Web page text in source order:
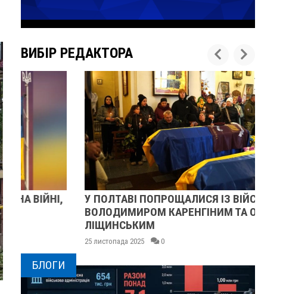
ВИБІР РЕДАКТОРА
У ПОЛТАВІ ПОПРОЩАЛИСЯ ІЗ ВІЙСЬКОВИМИ
ВОЛОДИМИРОМ КАРЕНГІНИМ ТА ОЛЕГОМ
ЛІЩИНСЬКИМ
0
БЛОГИ